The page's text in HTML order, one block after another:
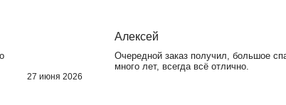
27 июня 2026
Алексей
Очередной заказ получил, большое
много лет, всегда всё отлично.